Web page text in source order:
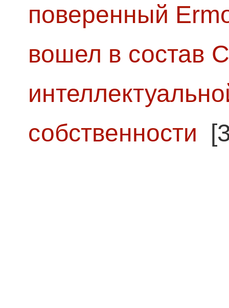
поверенный
вошел в состав
собственности